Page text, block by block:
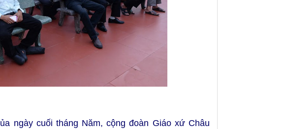
ngày cuối tháng Năm, cộng đoàn Giáo xứ Châu